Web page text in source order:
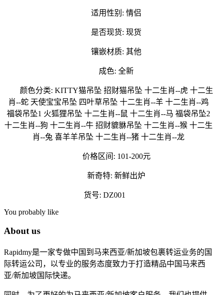
适用性别: 情侣
是否现货: 现货
镶嵌材质: 其他
成色: 全新
颜色分类: KITTY猫吊坠 招财猫吊坠 十二生肖--虎 十二生
肖--蛇 天使宝宝吊坠 四叶草吊坠 十二生肖--羊 十二生肖--鸡
福袋吊坠1 火狐狸吊坠 十二生肖--鼠 十二生肖--马 福袋吊坠2
十二生肖--狗 十二生肖--牛 招财貔貅吊坠 十二生肖--猴 十二生
肖--兔 喜羊羊吊坠 十二生肖--猪 十二生肖--龙
价格区间: 101-200元
新奇特: 新鲜出炉
货号: DZ001
You probably like
About us
Rapidmy是一家专做中国到马来西亚/新加坡包裹转运业务的国
际转运公司，以专业的服务态度致力于打造精品中国马来西
亚/新加坡国际快递。